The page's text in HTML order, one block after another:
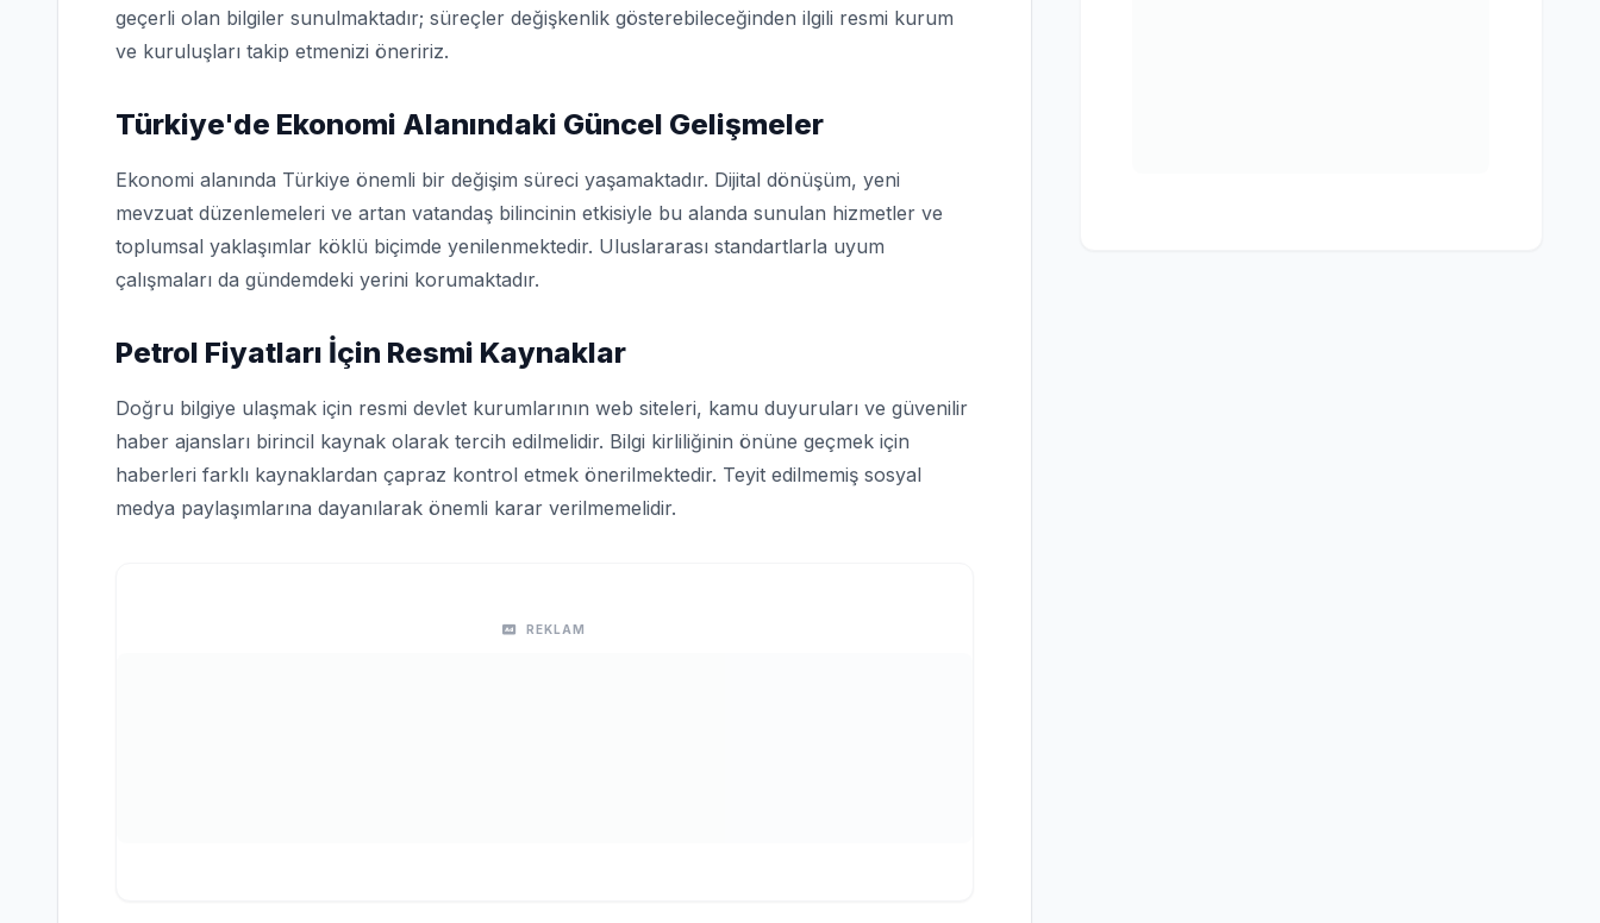
geçerli olan bilgiler sunulmaktadır; süreçler değişkenlik gösterebileceğinden ilgili resmi kurum
ve kuruluşları takip etmenizi öneririz.
Türkiye'de Ekonomi Alanındaki Güncel Gelişmeler
Ekonomi alanında Türkiye önemli bir değişim süreci yaşamaktadır. Dijital dönüşüm, yeni
mevzuat düzenlemeleri ve artan vatandaş bilincinin etkisiyle bu alanda sunulan hizmetler ve
toplumsal yaklaşımlar köklü biçimde yenilenmektedir. Uluslararası standartlarla uyum
çalışmaları da gündemdeki yerini korumaktadır.
Petrol Fiyatları İçin Resmi Kaynaklar
Doğru bilgiye ulaşmak için resmi devlet kurumlarının web siteleri, kamu duyuruları ve güvenilir
haber ajansları birincil kaynak olarak tercih edilmelidir. Bilgi kirliliğinin önüne geçmek için
haberleri farklı kaynaklardan çapraz kontrol etmek önerilmektedir. Teyit edilmemiş sosyal
medya paylaşımlarına dayanılarak önemli karar verilmemelidir.
REKLAM